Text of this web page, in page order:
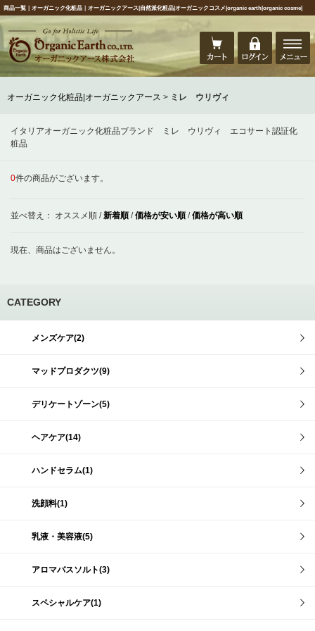
商品一覧｜オーガニック化粧品｜オーガニックアース|自然派化粧品|オーガニックコスメ|organic earth|organic cosme|
オーガニック化粧品|オーガニックアース > ミレ ウリヴィ
イタリアオーガニック化粧品ブランド ミレ ウリヴィ エコサート認証化
粧品
0件の商品がございます。
並べ替え： オススメ順 /新着順 /価格が安い順 /価格が高い順
現在、商品はございません。
CATEGORY
メンズケア(2)
マッドプロダクツ(9)
デリケートゾーン(5)
ヘアケア(14)
ハンドセラム(1)
洗顔料(1)
乳液・美容液(5)
アロマバスソルト(3)
スペシャルケア(1)